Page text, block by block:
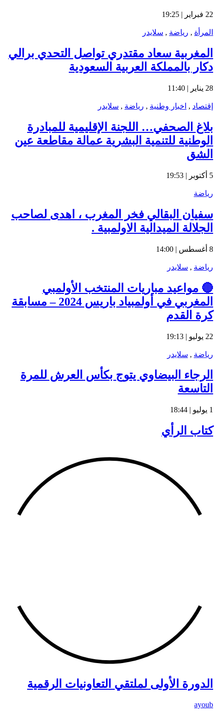
22 فبراير | 19:25
المرأة , رياضة , سلايدر
المغربية سعاد مقتدري تواصل التحدي برالي
دكار بالمملكة العربية السعودية
28 يناير | 11:40
إقتصاد , اخبار وطنية , رياضة , سلايدر
بلاغ الصحفي… اللجنة الإقليمية للمبادرة
الوطنية للتنمية البشرية عمالة مقاطعة عين
الشق
5 أكتوبر | 19:53
رياضة
سفيان البقالي فخر المغرب ، اهدى لصاحب
الجلالة الميدالية الاولمبية .
8 أغسطس | 14:00
رياضة , سلايدر
🔴 مواعيد مباريات المنتخب الأولمبي
المغربي في أولمبياد باريس 2024 – مسابقة
كرة القدم
22 يوليو | 19:13
رياضة , سلايدر
الرجاء البيضاوي يتوج بكأس العرش للمرة
التاسعة
1 يوليو | 18:44
كتاب الرأي
الدورة الأولى لملتقي التعاونيات الرقمية
ayoub